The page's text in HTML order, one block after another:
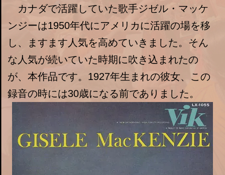
カナダで活躍していた歌手ジゼル・マッケ
ンジーは1950年代にアメリカに活躍の場を移
し、ますます人気を高めていきました。そん
な人気が続いていた時期に吹き込まれたの
が、本作品です。1927年生まれの彼女、この
録音の時には30歳になる前でありました。